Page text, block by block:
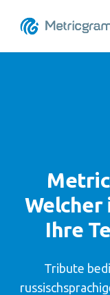
Welcher
Ihre
Tribute